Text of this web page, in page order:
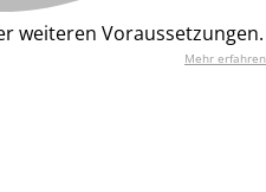
weiteren Voraussetzungen.
Mehr erfahren